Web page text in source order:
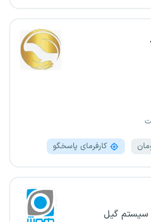
کارفرمای پاسخگو
گیل